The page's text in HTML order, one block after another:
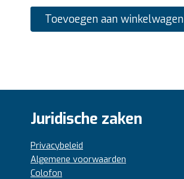
Toevoegen aan winkelwagen
Juridische zaken
Privacybeleid
Algemene voorwaarden
Colofon